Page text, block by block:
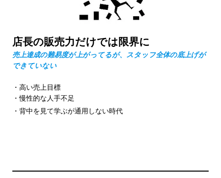
店長の販売力だけでは限界に
売上達成の難易度が上がってるが、スタッフ全体の底上げが
できていない
・高い売上目標
・慢性的な人手不足
・背中を見て学ぶが通用しない時代